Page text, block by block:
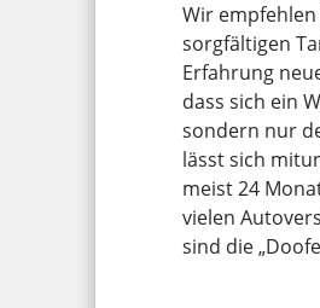
Wir
sorgfältigen
Erfahrung
dass sich ein
sondern nur
lässt sich
meist 24
vielen
sind die